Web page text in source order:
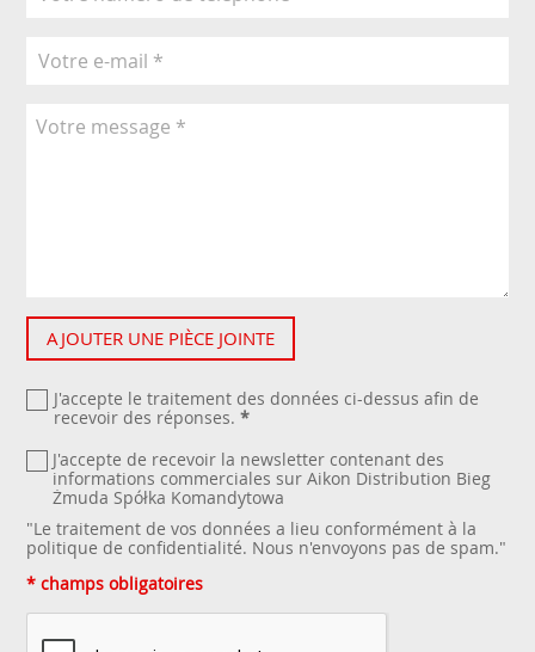
AJOUTER UNE PIÈCE JOINTE
J'accepte le traitement des données ci-dessus afin de
recevoir des réponses. *
J'accepte de recevoir la newsletter contenant des
informations commerciales sur Aikon Distribution Bieg
Żmuda Spółka Komandytowa
"Le traitement de vos données a lieu conformément à la
politique de confidentialité. Nous n'envoyons pas de spam."
* champs obligatoires